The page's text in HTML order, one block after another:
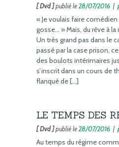
[ Dvd ]publié le28/07/2016 |
« Je voulais faire comédien
gosse… » Mais, du rêve à la
Un très grand pas dans le
passé par la case prison,
des boulots intérimaires
s’inscrit dans un cours de
flanqué de […]
LE TEMPS DES
[ Dvd ]publié le28/07/2016 |
Au temps du régime